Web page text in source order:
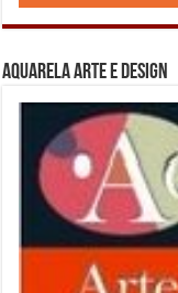
Aquarela Arte e Design